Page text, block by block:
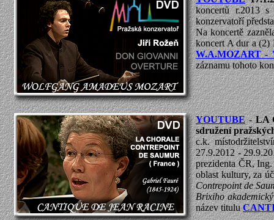
koncertů r.2013
konzervatoří
Na koncertě
koncert A dur a
W.A.MOZART -
záznamu tohoto
YOUTUBE-LA
sdružení
c.k.
27.9.2012 -
prezidenta ČR,
oblast kultury, za
Contrepoint de
Brixiho
název titulu